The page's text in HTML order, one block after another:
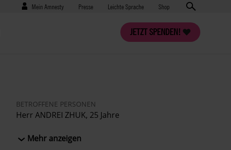
Benutzermenü
Mein Amnesty Presse
Presse Leichte Sprache Shop
JETZT SPENDEN!
BETROFFENE PERSONEN
Herr ANDREI ZHUK, 25 Jahre
Mehr anzeigen